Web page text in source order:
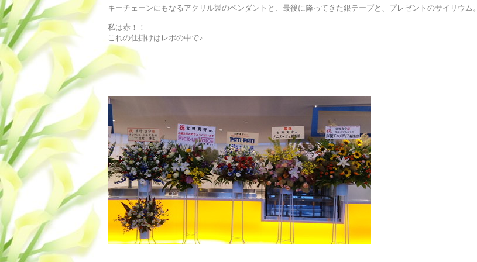
キーチェーンにもなるアクリル製のペンダントと、最後に降ってきた銀テープと、プレゼントのサイリウム。
私は赤！！
これの仕掛けはレポの中で♪